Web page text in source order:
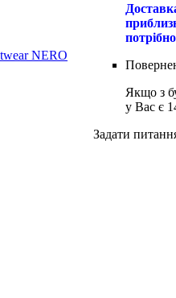
Якщо з
у Вас є
Задати